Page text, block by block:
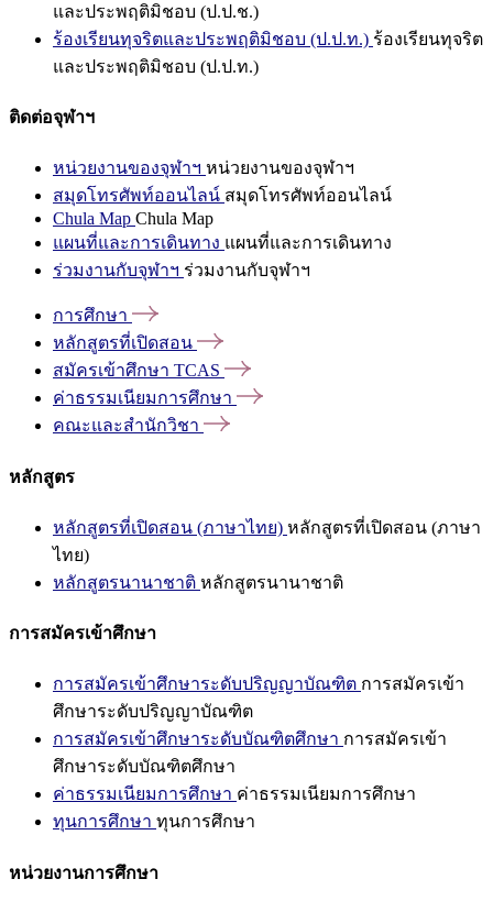
และประพฤติมิชอบ (ป.ป.ช.)
ร้องเรียนทุจริตและประพฤติมิชอบ (ป.ป.ท.) ร้องเรียนทุจริต
และประพฤติมิชอบ (ป.ป.ท.)
ติดต่อจุฬาฯ
หน่วยงานของจุฬาฯ หน่วยงานของจุฬาฯ
สมุดโทรศัพท์ออนไลน์ สมุดโทรศัพท์ออนไลน์
Chula Map Chula Map
แผนที่และการเดินทาง แผนที่และการเดินทาง
ร่วมงานกับจุฬาฯ ร่วมงานกับจุฬาฯ
การศึกษา
หลักสูตรที่เปิดสอน
สมัครเข้าศึกษา TCAS
ค่าธรรมเนียมการศึกษา
คณะและสำนักวิชา
หลักสูตร
หลักสูตรที่เปิดสอน (ภาษาไทย) หลักสูตรที่เปิดสอน (ภาษา
ไทย)
หลักสูตรนานาชาติ หลักสูตรนานาชาติ
การสมัครเข้าศึกษา
การสมัครเข้าศึกษาระดับปริญญาบัณฑิต การสมัครเข้า
ศึกษาระดับปริญญาบัณฑิต
การสมัครเข้าศึกษาระดับบัณฑิตศึกษา การสมัครเข้า
ศึกษาระดับบัณฑิตศึกษา
ค่าธรรมเนียมการศึกษา ค่าธรรมเนียมการศึกษา
ทุนการศึกษา ทุนการศึกษา
หน่วยงานการศึกษา